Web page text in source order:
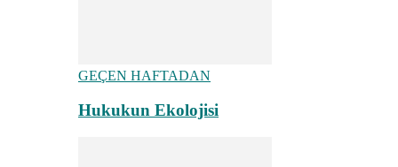
GEÇEN HAFTADAN
Hukukun Ekolojisi